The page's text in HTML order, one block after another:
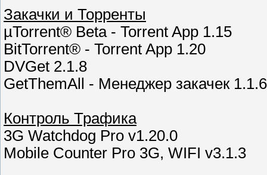
Закачки и Торренты
µTorrent® Beta - Torrent App 1.15
BitTorrent® - Torrent App 1.20
DVGet 2.1.8
GetThemAll - Менеджер закачек
Контроль Трафика
3G Watchdog Pro v1.20.0
Mobile Counter Pro 3G, WIFI v3.1.3